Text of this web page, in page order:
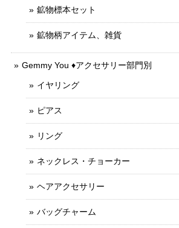
鉱物標本セット
鉱物柄アイテム、雑貨
Gemmy You ♦︎アクセサリー部門別
イヤリング
ピアス
リング
ネックレス・チョーカー
ヘアアクセサリー
バッグチャーム